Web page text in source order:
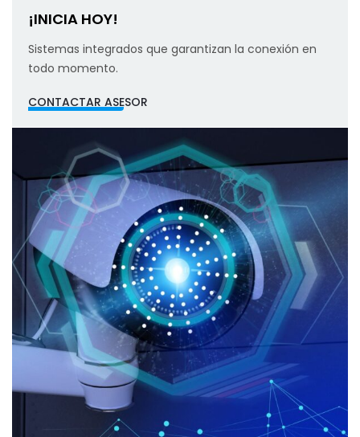
¡INICIA HOY!
Sistemas integrados que garantizan la conexión en
todo momento.
CONTACTAR ASESOR